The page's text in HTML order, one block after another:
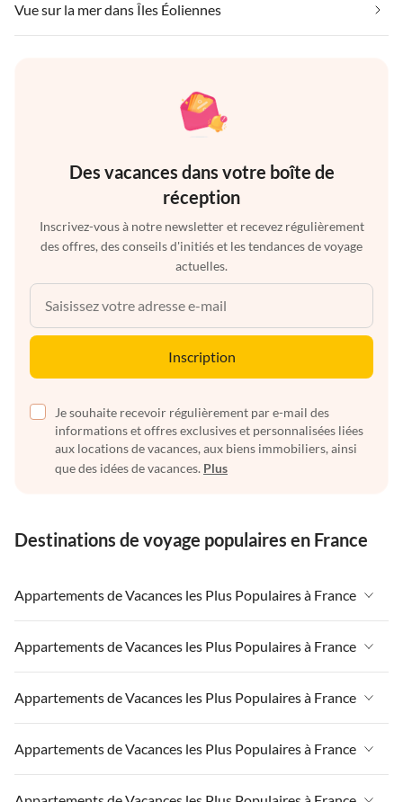
Vue sur la mer dans Îles Éoliennes
Des vacances dans votre boîte de
réception
Inscrivez-vous à notre newsletter et recevez régulièrement
des offres, des conseils d'initiés et les tendances de voyage
actuelles.
Inscription
Je souhaite recevoir régulièrement par e-mail des
informations et offres exclusives et personnalisées liées
aux locations de vacances, aux biens immobiliers, ainsi
que des idées de vacances. Plus
Destinations de voyage populaires en France
Appartements de Vacances les Plus Populaires à France
Appartements de Vacances à France
Appartements de Vacances à Paris-Ile de France
Appartements de Vacances à Paris
Appartements de Vacances à Côte atlantique
Appartements de Vacances les Plus Populaires à France
Appartements de Vacances à France
Appartements de Vacances à Paris-Ile de France
Appartements de Vacances à Paris
Appartements de Vacances les Plus Populaires à France
Appartements de Vacances à France
Appartements de Vacances à Paris-Ile de France
Appartements de Vacances les Plus Populaires à France
Appartements de Vacances à France